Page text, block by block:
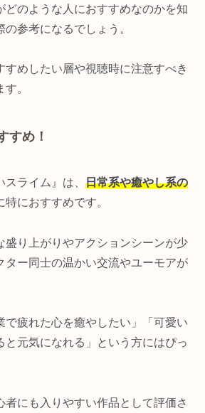
どのような人におすすめなのかを知
参考になるでしょう。
すめしたい層や視聴時に注意すべき
。
すめ！
スライム』は、 日常系や癒やし系の
特におすすめです。
盛り上がりやアクションシーンが少
ター同士の温かい交流やユーモアが
で疲れた心を癒やしたい」「可愛い
と元気になれる」という方にはぴっ
者にも入りやすい作品として評価さ